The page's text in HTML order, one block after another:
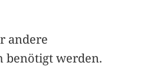
andere
benötigt werden.